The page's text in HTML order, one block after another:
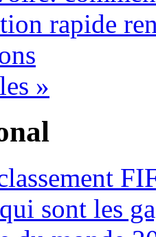
rapide
»